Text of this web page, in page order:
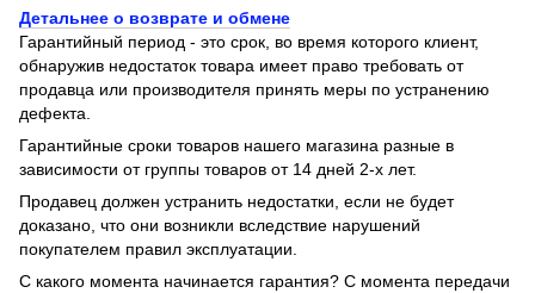
Детальнее о возврате и обмене
Гарантийный период - это срок, во время которого клиент,
обнаружив недостаток товара имеет право требовать от
продавца или производителя принять меры по устранению
дефекта.
Гарантийные сроки товаров нашего магазина разные в
зависимости от группы товаров от 14 дней 2-х лет.
Продавец должен устранить недостатки, если не будет
доказано, что они возникли вследствие нарушений
покупателем правил эксплуатации.
С какого момента начинается гарантия? С момента передачи